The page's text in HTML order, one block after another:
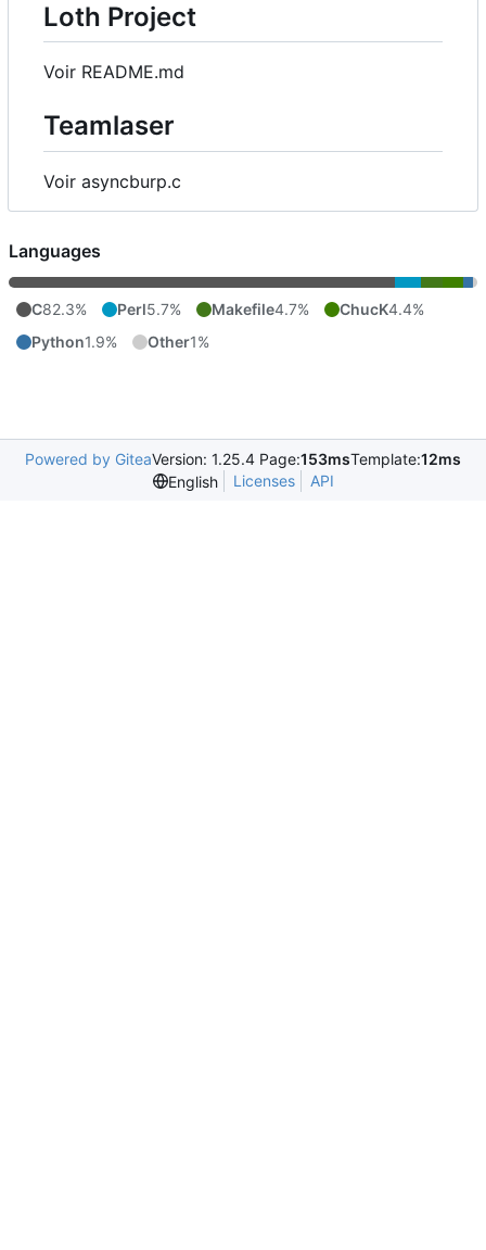
Loth Project
Voir README.md
Teamlaser
Voir asyncburp.c
Languages
C82.3% Perl5.7% Makefile4.7% ChucK4.4%
Python1.9% Other1%
Powered by GiteaVersion: 1.25.4 Page:153msTemplate:12ms
English
Licenses API